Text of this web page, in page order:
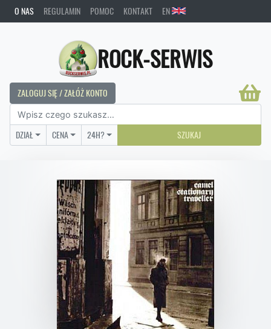
O NAS REGULAMIN POMOC KONTAKT EN
ROCK-SERWIS
ZALOGUJ SIĘ / ZAŁÓŻ KONTO
DZIAŁ CENA 24H? SZUKAJ